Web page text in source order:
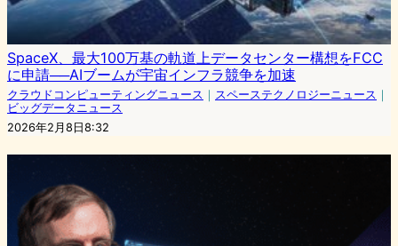
SpaceX、最大100万基の軌道上データセンター構想をFCC
に申請──AIブームが宇宙インフラ競争を加速
クラウドコンピューティングニュース ｜ スペーステクノロジーニュース ｜
ビッグデータニュース
2026年2月8日8:32